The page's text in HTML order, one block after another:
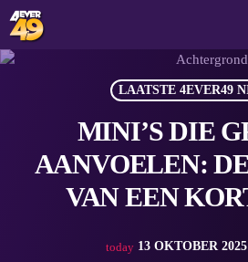
LAATSTE 4EVER49
MINI’S DIE
AANVOELEN:
VAN EEN
today 13 OKTOBER 2025